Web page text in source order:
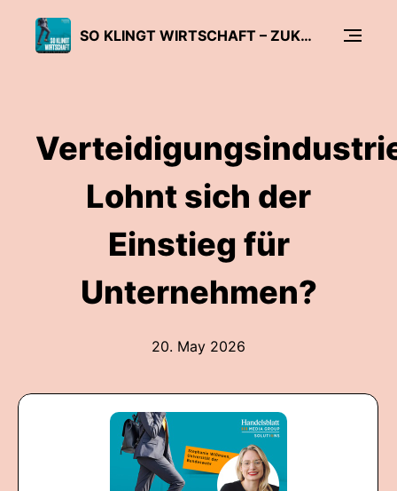
SO KLINGT WIRTSCHAFT – ZUKUNFTSTHEMEN FÜR UNTERNEHMEN
Lohnt sich der
Einstieg für
Unternehmen?
20. May 2026